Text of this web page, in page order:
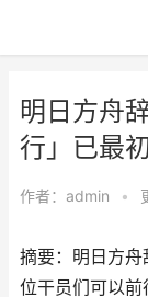
明日方舟
行」已最
作者： admin •
摘要：明日方
位干员们可以前